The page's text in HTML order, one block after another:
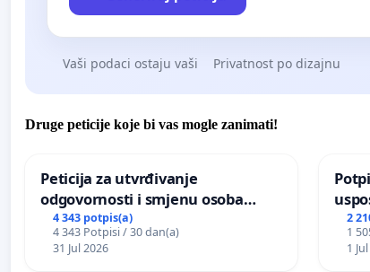
Vaši podaci ostaju vaši Privatnost po dizajnu
Druge peticije koje bi vas mogle zanimati!
Peticija za utvrđivanje
odgovornosti i smjenu osoba
odgovornih za incident u
Zoološkom vrtu Grada Zagreba
4 343 potpis(a)
4 343 Potpisi / 30 dan(a)
31 Jul 2026
2
1
1